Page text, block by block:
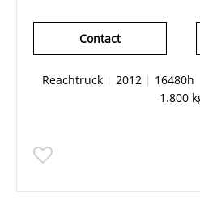
Contact
Reachtruck| 2012| 16480h
1.800